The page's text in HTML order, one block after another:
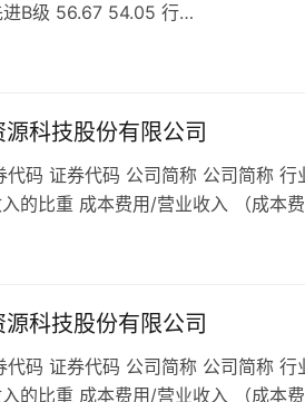
B级 56.67 54.05 行…
科技股份有限公司
代码 证券代码 公司简称 公司简称
的比重 成本费用/营业收入 （成本
科技股份有限公司
代码 证券代码 公司简称 公司简称
的比重 成本费用/营业收入 （成本